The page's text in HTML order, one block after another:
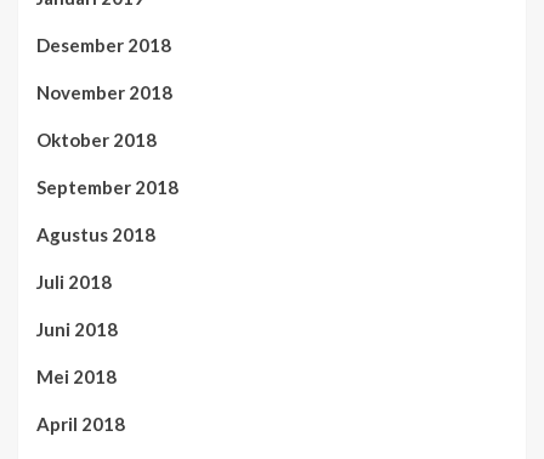
Desember 2018
November 2018
Oktober 2018
September 2018
Agustus 2018
Juli 2018
Juni 2018
Mei 2018
April 2018